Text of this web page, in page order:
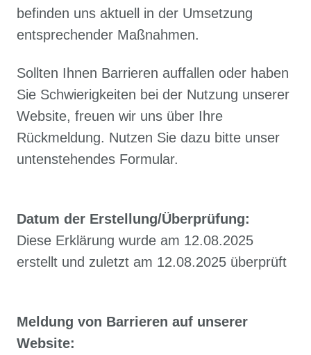
befinden uns aktuell in der Umsetzung
entsprechender Maßnahmen.
Sollten Ihnen Barrieren auffallen oder haben
Sie Schwierigkeiten bei der Nutzung unserer
Website, freuen wir uns über Ihre
Rückmeldung. Nutzen Sie dazu bitte unser
untenstehendes Formular.
Datum der Erstellung/Überprüfung:
Diese Erklärung wurde am 12.08.2025
erstellt und zuletzt am 12.08.2025 überprüft
Meldung von Barrieren auf unserer
Website: